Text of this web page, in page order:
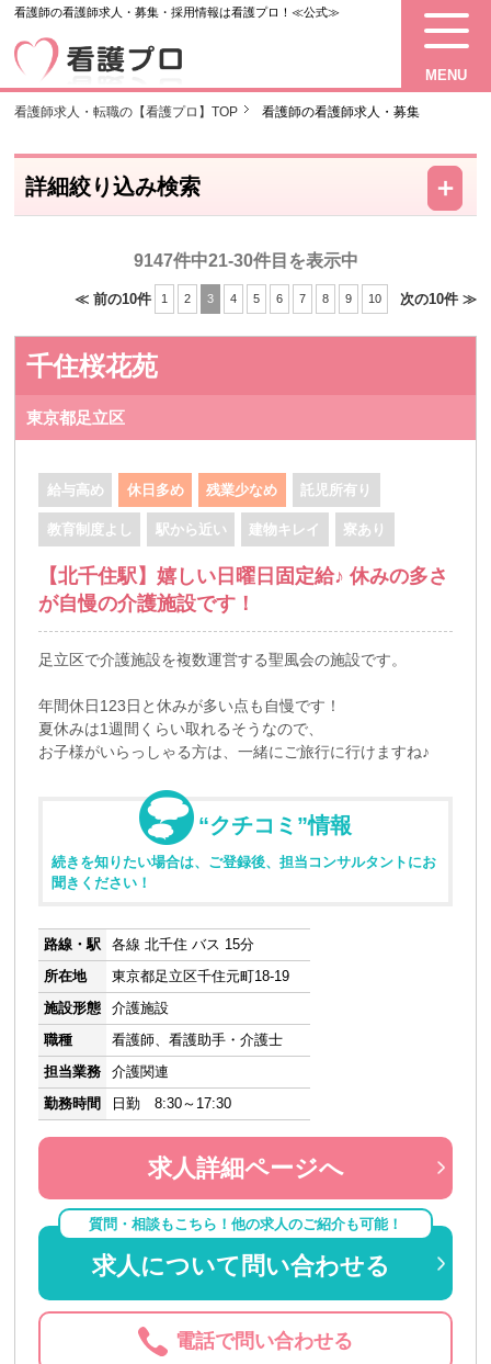
看護師の看護師求人・募集・採用情報は看護プロ！≪公式≫
MENU
看護師求人・転職の【看護プロ】TOP 看護師の看護師求人・募集
詳細絞り込み検索 －
＋
9147件中21-30件目を表示中
≪ 前の10件 1 2 3 4 5 6 7 8 9 10 次の10件 ≫
千住桜花苑
東京都足立区
給与高め 休日多め 残業少なめ 託児所有り
教育制度よし 駅から近い 建物キレイ 寮あり
【北千住駅】嬉しい日曜日固定給♪ 休みの多さ
が自慢の介護施設です！
足立区で介護施設を複数運営する聖風会の施設です。
年間休日123日と休みが多い点も自慢です！
夏休みは1週間くらい取れるそうなので、
お子様がいらっしゃる方は、一緒にご旅行に行けますね♪
“クチコミ”情報
続きを知りたい場合は、ご登録後、担当コンサルタントにお
聞きください！
路線・駅
各線 北千住 バス 15分
所在地
東京都足立区千住元町18-19
施設形態
介護施設
職種
看護師、看護助手・介護士
担当業務
介護関連
勤務時間
日勤 8:30～17:30
求人詳細ページへ
質問・相談もこちら！他の求人のご紹介も可能！
求人について問い合わせる
電話で問い合わせる